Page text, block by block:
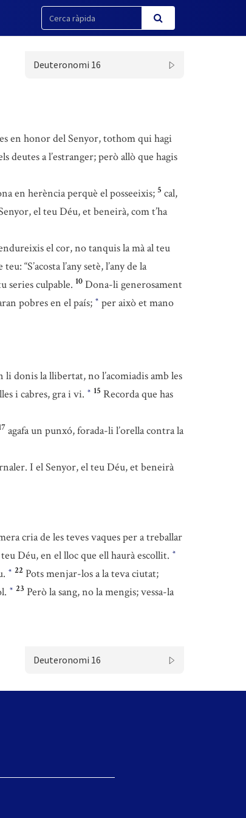
Deuteronomi 16
en honor del Senyor, tothom qui hagi
deutes a l’estranger; però allò que hagis
en herència perquè el posseeixis; 5 cal,
el teu Déu, et beneirà, com t’ha
el cor, no tanquis la mà al teu
“S’acosta l’any setè, l’any de la
series culpable. 10 Dona-li generosament
pobres en el país; * per això et mano
li donis la llibertat, no l’acomiadis amb les
i cabres, gra i vi. * 15 Recorda que has
agafa un punxó, forada-li l’orella contra la
I el Senyor, el teu Déu, et beneirà
cria de les teves vaques per a treballar
Déu, en el lloc que ell haurà escollit. *
* 22 Pots menjar-los a la teva ciutat;
* 23 Però la sang, no la mengis; vessa-la
Deuteronomi 16